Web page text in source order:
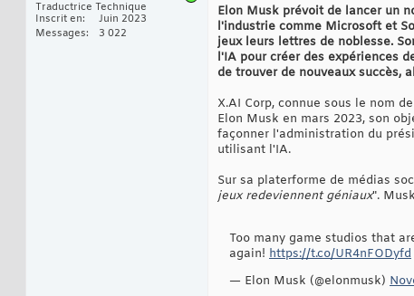
Traductrice Technique
Inscrit en
Juin 2023
Messages
3 022
Elon Musk prévoit de lancer un
l'industrie comme Microsoft et
jeux leurs lettres de noblesse.
l'IA pour créer des expériences
de trouver de nouveaux succès,
X.AI Corp, connue sous le nom
Elon Musk en mars 2023, son
façonner l'administration du
utilisant l'IA.
Sur sa platerforme de médias
jeux redeviennent géniaux".
Too many game studios that
again! https://t.co/UR4nFODyfd
— Elon Musk (@elonmusk)